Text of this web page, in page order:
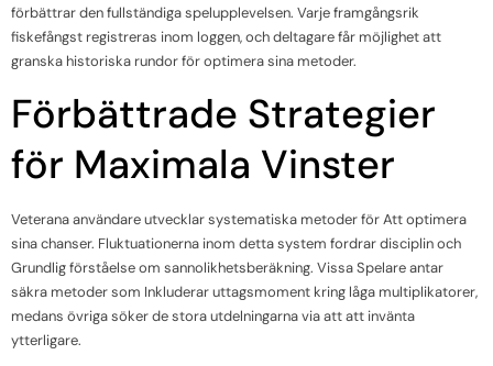
förbättrar den fullständiga spelupplevelsen. Varje framgångsrik
fiskefångst registreras inom loggen, och deltagare får möjlighet att
granska historiska rundor för optimera sina metoder.
Förbättrade Strategier
för Maximala Vinster
Veterana användare utvecklar systematiska metoder för Att optimera
sina chanser. Fluktuationerna inom detta system fordrar disciplin och
Grundlig förståelse om sannolikhetsberäkning. Vissa Spelare antar
säkra metoder som Inkluderar uttagsmoment kring låga multiplikatorer,
medans övriga söker de stora utdelningarna via att att invänta
ytterligare.